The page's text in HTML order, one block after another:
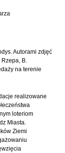
Autorami zdjęć
B.
na terenie
realizowane
loteriom
Miasta.
Ziemi